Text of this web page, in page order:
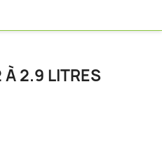
À 2.9 LITRES